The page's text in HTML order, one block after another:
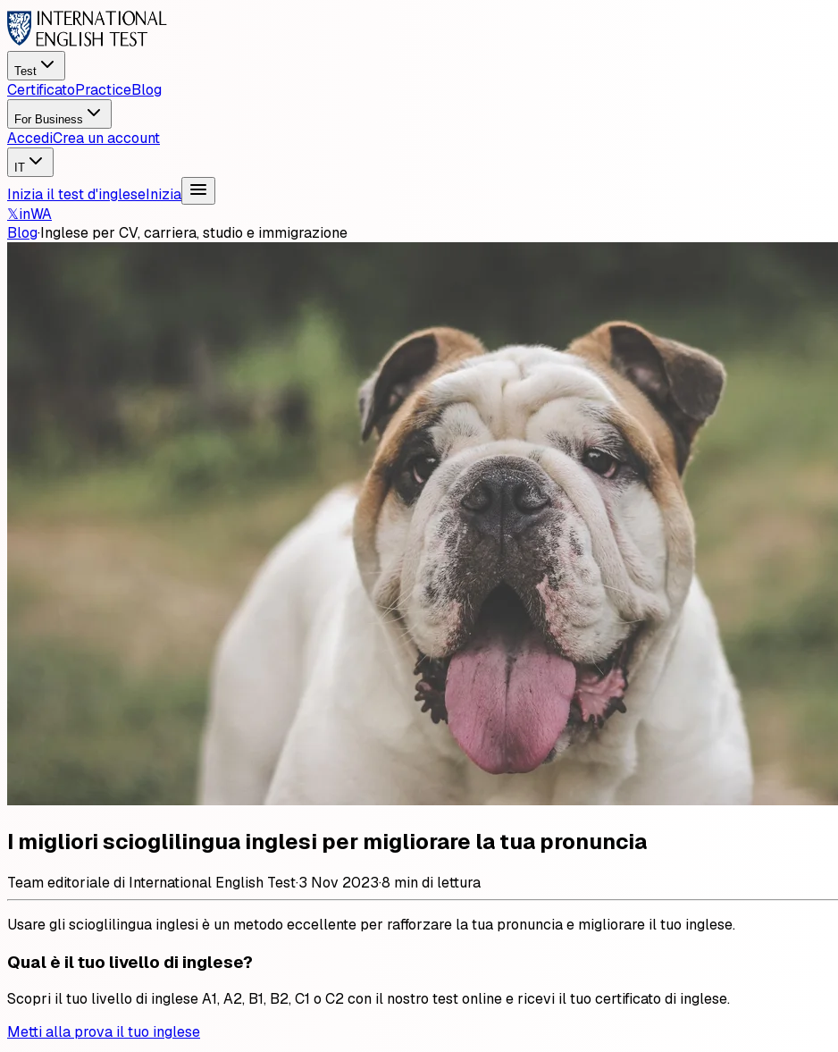
Test
CertificatoPracticeBlog
For Business
AccediCrea un account
IT
Inizia il test d'ingleseInizia
𝕏inWA
Blog·Inglese per CV, carriera, studio e immigrazione
I migliori scioglilingua inglesi per migliorare la tua pronuncia
Team editoriale di International English Test·3 Nov 2023·8 min di lettura
Usare gli scioglilingua inglesi è un metodo eccellente per rafforzare la tua pronuncia e migliorare il tuo inglese.
Qual è il tuo livello di inglese?
Scopri il tuo livello di inglese A1, A2, B1, B2, C1 o C2 con il nostro test online e ricevi il tuo certificato di inglese.
Metti alla prova il tuo inglese